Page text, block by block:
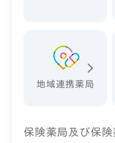
地域連携薬局
保険薬局及び保